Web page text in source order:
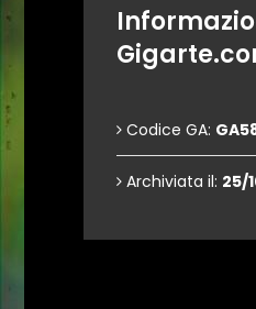
Codice GA:
Archiviata il: 25/